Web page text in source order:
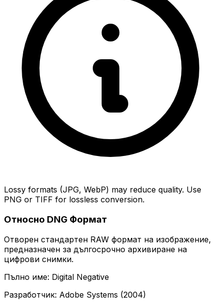
Lossy formats (JPG, WebP) may reduce quality. Use
PNG or TIFF for lossless conversion.
Относно DNG Формат
Отворен стандартен RAW формат на изображение,
предназначен за дългосрочно архивиране на
цифрови снимки.
Пълно име: Digital Negative
Разработчик: Adobe Systems (2004)